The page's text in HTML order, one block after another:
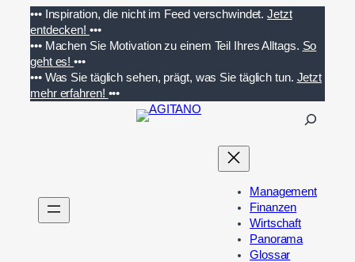
Inhalt
springen
••• Inspiration, die nicht im Feed verschwindet. Jetzt
entdecken! •••
••• Machen Sie Motivation zu einem Teil Ihres Alltags. So
geht es!•••
••• Was Sie täglich sehen, prägt, was Sie täglich tun. Jetzt
mehr erfahren! •••
n
Management
Finanzen
Wirtschaft
Panorama
Glossar